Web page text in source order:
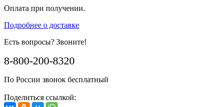
Оплата при получении.
Подробнее о доставке
Есть вопросы? Звоните!
8-800-200-8320
По России звонок бесплатный
Поделиться ссылкой: